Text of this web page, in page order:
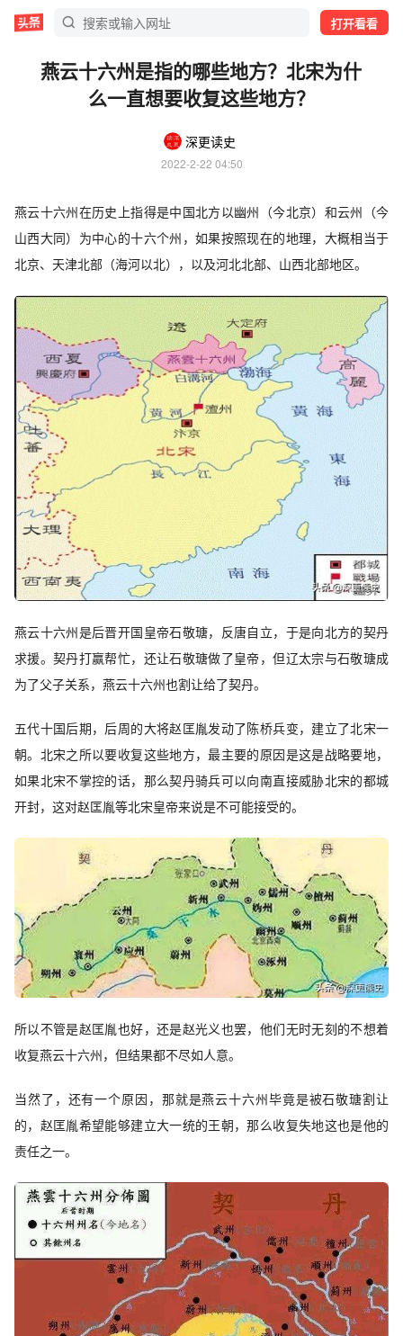
打开看看
燕云十六州是指的哪些地方？北宋为什
么一直想要收复这些地方？
深更读史
2022-2-22 04:50
燕云十六州在历史上指得是中国北方以幽州（今北京）和云州（今
山西大同）为中心的十六个州，如果按照现在的地理，大概相当于
北京、天津北部（海河以北），以及河北北部、山西北部地区。
燕云十六州是后晋开国皇帝石敬瑭，反唐自立，于是向北方的契丹
求援。契丹打赢帮忙，还让石敬瑭做了皇帝，但辽太宗与石敬瑭成
为了父子关系，燕云十六州也割让给了契丹。
五代十国后期，后周的大将赵匡胤发动了陈桥兵变，建立了北宋一
朝。北宋之所以要收复这些地方，最主要的原因是这是战略要地，
如果北宋不掌控的话，那么契丹骑兵可以向南直接威胁北宋的都城
开封，这对赵匡胤等北宋皇帝来说是不可能接受的。
所以不管是赵匡胤也好，还是赵光义也罢，他们无时无刻的不想着
收复燕云十六州，但结果都不尽如人意。
当然了，还有一个原因，那就是燕云十六州毕竟是被石敬瑭割让
的，赵匡胤希望能够建立大一统的王朝，那么收复失地这也是他的
责任之一。